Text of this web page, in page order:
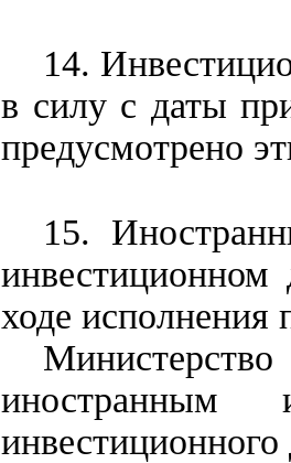
14.
в силу с даты
предусмотрено
15.
инвестиционном
ходе исполнения
иностранным
инвестиционного